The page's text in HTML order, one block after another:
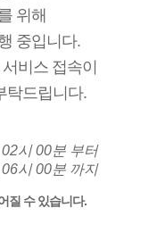
위해
중입니다.
비스 접속이
탁드립니다.
시 00분 부터
시 00분 까지
질 수 있습니다.